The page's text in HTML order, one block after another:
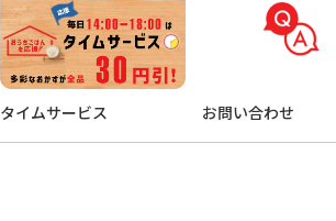
タイムサービス お問い合わせ